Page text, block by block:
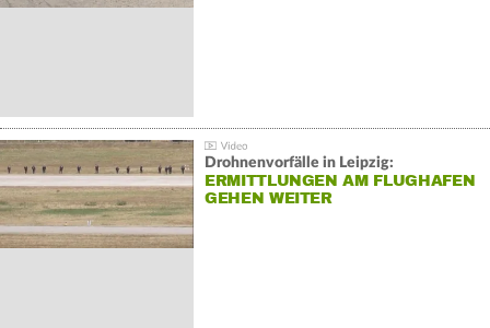
Drohnenvorfälle in Leipzig:
ERMITTLUNGEN AM FLUGHAFEN
GEHEN WEITER